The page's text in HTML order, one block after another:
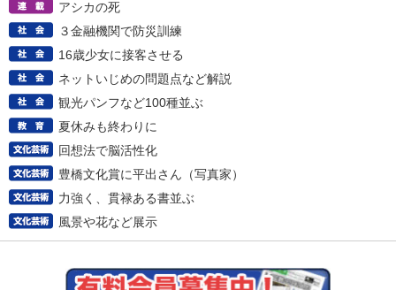
アシカの死
３金融機関で防災訓練
16歳少女に接客させる
ネットいじめの問題点など解説
観光パンフなど100種並ぶ
夏休みも終わりに
回想法で脳活性化
豊橋文化賞に平出さん（写真家）
力強く、貫禄ある書並ぶ
風景や花など展示